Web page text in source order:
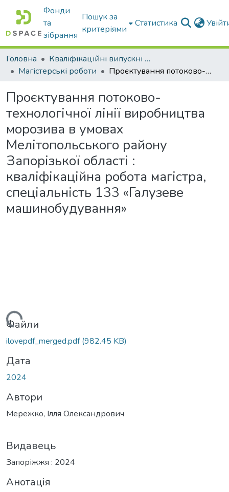
Фонди
та
зібрання
Пошук за
критеріями
Статистика
Головна
Кваліфікаційні випускні роботи бакалаврів і магістрів
Магістерські роботи
Проєктування потоково-технологічної лінії виробництва морозива в умовах Мелітопольського району Запорізької області : кваліфікаційна робота магістра, спеціальність 133 «Галузеве машинобудування»
Проєктування потоково-
технологічної лінії виробництва
морозива в умовах
Мелітопольського району
Запорізької області :
кваліфікаційна робота магістра,
спеціальність 133 «Галузеве
машинобудування»
Файли
ilovepdf_merged.pdf(982.45 KB)
Дата
2024
Автори
Мережко, Ілля Олександрович
Видавець
Запоріжжя : 2024
Анотація